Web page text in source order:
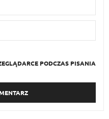
PODCZAS PISANIA